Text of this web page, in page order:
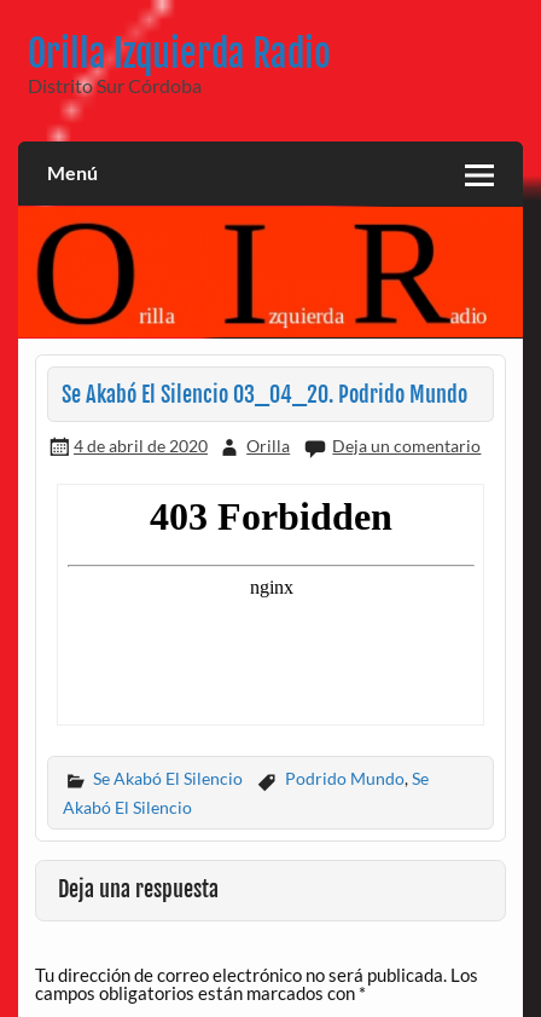
contenido
Orilla Izquierda Radio
Distrito Sur Córdoba
Menú
Se Akabó El Silencio 03_04_20. Podrido Mundo
4 de abril de 2020 Orilla Deja un comentario
Se Akabó El Silencio Podrido Mundo,Se
Akabó El Silencio
Deja una respuesta
Tu dirección de correo electrónico no será publicada. Los
campos obligatorios están marcados con *